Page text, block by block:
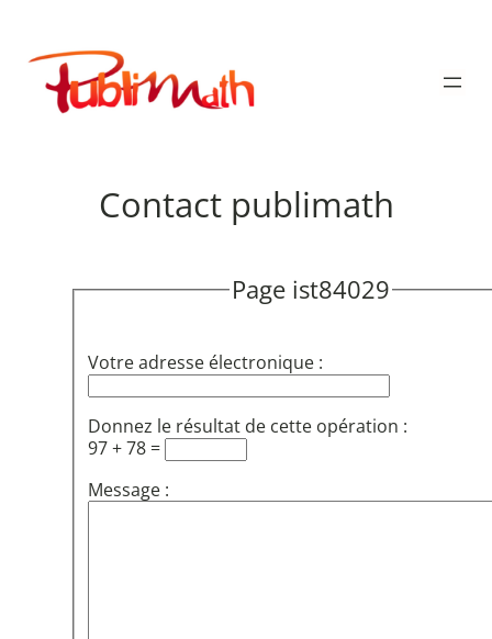
contenu
Publimath
Contact publimath
Page ist84029
Votre adresse électronique :
Donnez le résultat de cette opération :
97 + 78 =
Message :